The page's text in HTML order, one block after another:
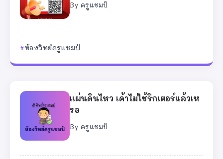
By ครูแชมป์
ห้องวิทย์ครูแชมป์
แผ่นดินไหว เค้าไม่ใช้ริกเตอร์แล้วเห
รอ
By ครูแชมป์